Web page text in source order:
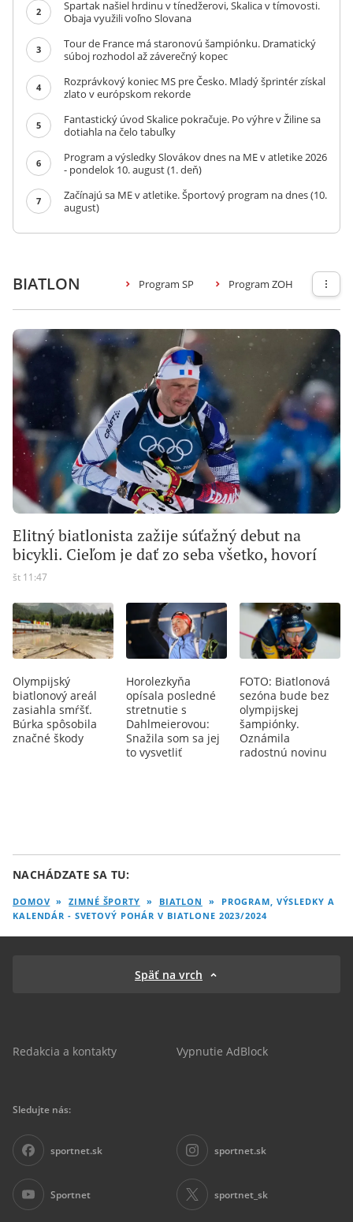
2
Spartak našiel hrdinu v tínedžerovi, Skalica v tímovosti.
Obaja využili voľno Slovana
3
Tour de France má staronovú šampiónku. Dramatický
súboj rozhodol až záverečný kopec
4
Rozprávkový koniec MS pre Česko. Mladý šprintér získal
zlato v európskom rekorde
5
Fantastický úvod Skalice pokračuje. Po výhre v Žiline sa
dotiahla na čelo tabuľky
6
Program a výsledky Slovákov dnes na ME v atletike 2026
- pondelok 10. august (1. deň)
7
Začínajú sa ME v atletike. Športový program na dnes (10.
august)
BIATLON Program SP Program ZOH
Elitný biatlonista zažije súťažný debut na
bicykli. Cieľom je dať zo seba všetko, hovorí
št 11:47
Olympijský
biatlonový areál
zasiahla smŕšť.
Búrka spôsobila
značné škody
Horolezkyňa
opísala posledné
stretnutie s
Dahlmeierovou:
Snažila som sa jej
to vysvetliť
FOTO: Biatlonová
sezóna bude bez
olympijskej
šampiónky.
Oznámila
radostnú novinu
NACHÁDZATE SA TU:
DOMOV » ZIMNÉ ŠPORTY » BIATLON »
PROGRAM, VÝSLEDKY A
KALENDÁR - SVETOVÝ POHÁR V BIATLONE 2023/2024
Späť na vrch
Redakcia a kontakty Vypnutie AdBlock
Sledujte nás:
sportnet.sk sportnet.sk
Sportnet sportnet_sk